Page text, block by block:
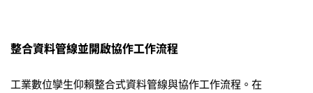
整合資料管線並開啟協作工作流程
工業數位孿生仰賴整合式資料管線與協作工作流程。在